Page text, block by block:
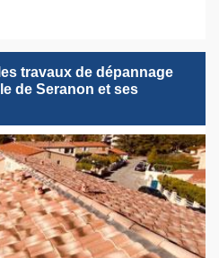
travaux de dépannage
de Seranon et ses